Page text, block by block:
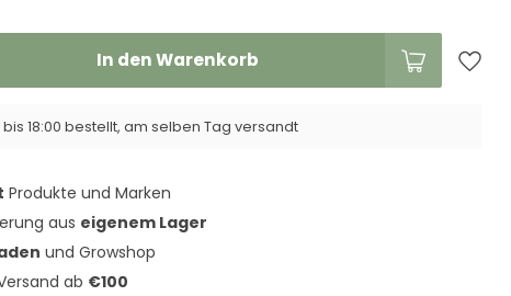
In den Warenkorb
18:00 bestellt, am selben Tag versandt
Produkte und Marken
aus eigenem Lager
und Growshop
ab €100